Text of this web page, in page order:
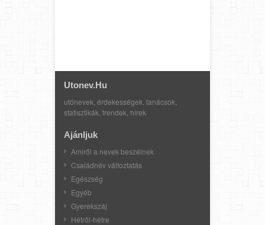
Utonev.hu
utónevek, érdekességek, tanácsok,
statisztikák, trendek, hírek
Ajánljuk
Amiről a nevek beszélnek
Családnév változtatás
Egészség
Egyéb
Gyerekszáj
Hétről-hétre